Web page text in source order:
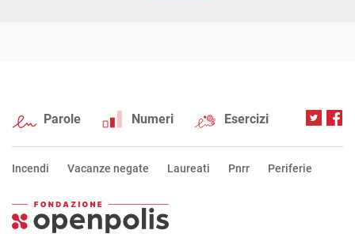
Parole Numeri Esercizi
Incendi Vacanze negate Laureati Pnrr Periferie